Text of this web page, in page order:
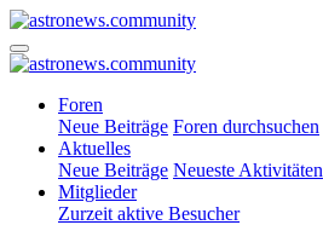
Foren
Neue Beiträge Foren durchsuchen
Aktuelles
Neue Beiträge Neueste Aktivitäten
Mitglieder
Zurzeit aktive Besucher